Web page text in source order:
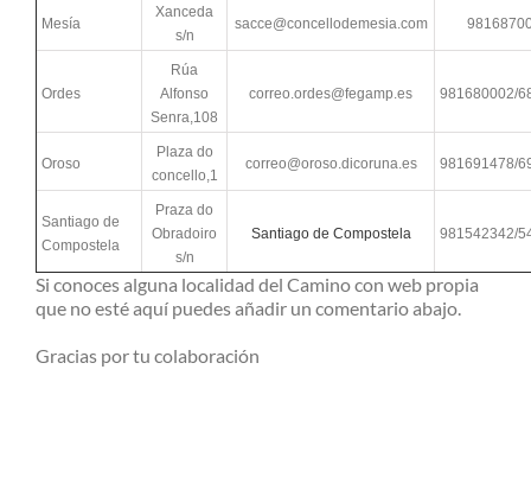
Mesía
Xanceda
s/n
sacce@concellodemesia.com
Ordes
Rúa
Alfonso
Senra,108
correo.ordes@fegamp.es 981680002/
Oroso
Plaza do
concello,1
correo@oroso.dicoruna.es 981691478/
Santiago de
Compostela
Praza do
Obradoiro
s/n
Santiago de Compostela 981542342/
Si conoces alguna localidad del Camino con web propia
que no esté aquí puedes añadir un comentario abajo.
Gracias por tu colaboración